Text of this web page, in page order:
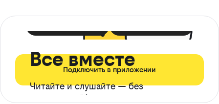
Все вместе
Читайте и слушайте — без
ограничений*
Подключить в приложении